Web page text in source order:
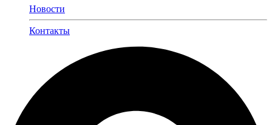
Новости
Контакты